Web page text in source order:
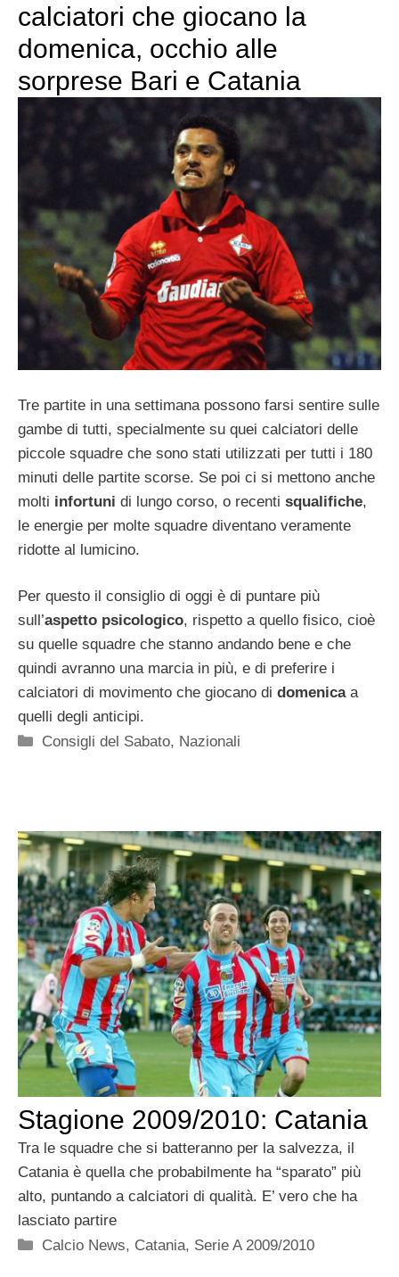
calciatori che giocano la
domenica, occhio alle
sorprese Bari e Catania
Tre partite in una settimana possono farsi sentire sulle
gambe di tutti, specialmente su quei calciatori delle
piccole squadre che sono stati utilizzati per tutti i 180
minuti delle partite scorse. Se poi ci si mettono anche
molti infortuni di lungo corso, o recenti squalifiche,
le energie per molte squadre diventano veramente
ridotte al lumicino.
Per questo il consiglio di oggi è di puntare più
sull’aspetto psicologico, rispetto a quello fisico, cioè
su quelle squadre che stanno andando bene e che
quindi avranno una marcia in più, e di preferire i
calciatori di movimento che giocano di domenica a
quelli degli anticipi.
Categorie
Consigli del Sabato, Nazionali
Stagione 2009/2010: Catania
Tra le squadre che si batteranno per la salvezza, il
Catania è quella che probabilmente ha “sparato” più
alto, puntando a calciatori di qualità. E’ vero che ha
lasciato partire
Categorie
Calcio News, Catania, Serie A 2009/2010